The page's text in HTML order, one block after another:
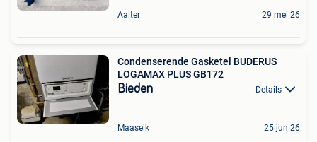
Aalter 29 mei 26
Condenserende Gasketel BUDERUS
LOGAMAX PLUS GB172
Bieden Details
Maaseik 25 jun 26